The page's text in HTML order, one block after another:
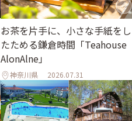
お茶を片手に、小さな手紙をし
たためる鎌倉時間「Teahouse
AlonAlne」
神奈川県 2026.07.31